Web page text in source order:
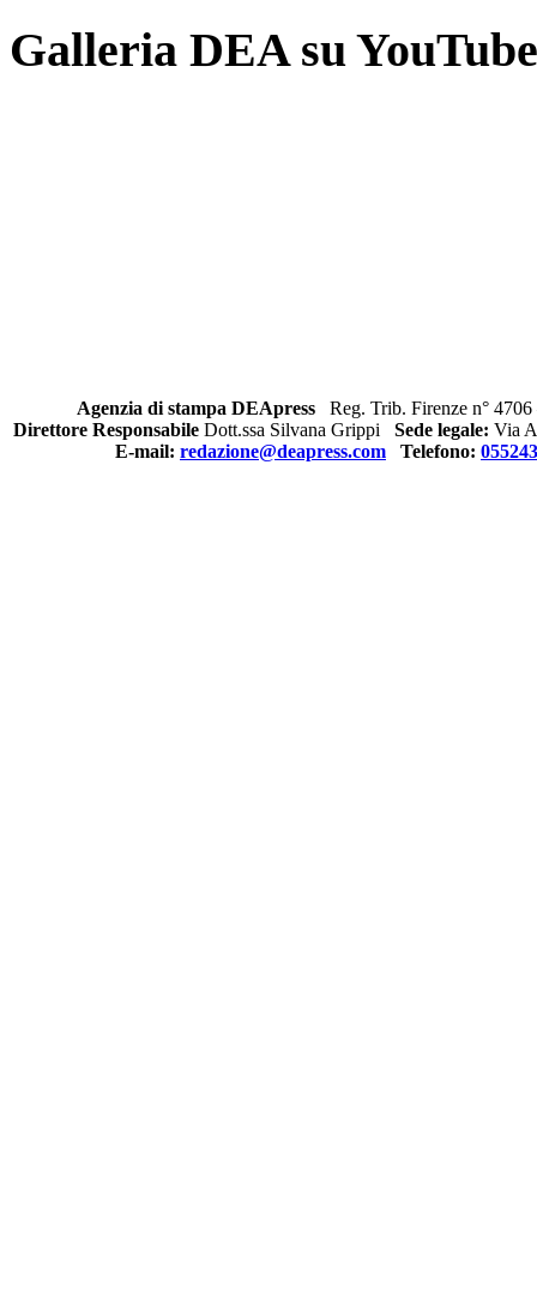
Galleria DEA su YouTube
Agenzia di stampa DEApress Reg. Trib. Firenze n° 4706
Direttore Responsabile Dott.ssa Silvana Grippi Sede legale: Via
E-mail: redazione@deapress.com Telefono: